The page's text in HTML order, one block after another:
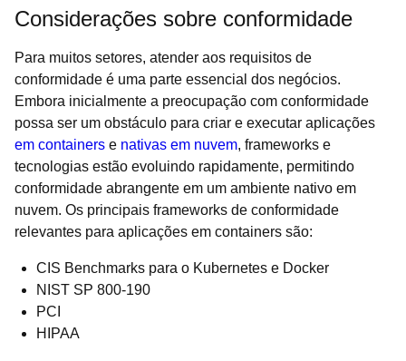
Considerações sobre conformidade
Para muitos setores, atender aos requisitos de
conformidade é uma parte essencial dos negócios.
Embora inicialmente a preocupação com conformidade
possa ser um obstáculo para criar e executar aplicações
em containers e nativas em nuvem, frameworks e
tecnologias estão evoluindo rapidamente, permitindo
conformidade abrangente em um ambiente nativo em
nuvem. Os principais frameworks de conformidade
relevantes para aplicações em containers são:
CIS Benchmarks para o Kubernetes e Docker
NIST SP 800-190
PCI
HIPAA